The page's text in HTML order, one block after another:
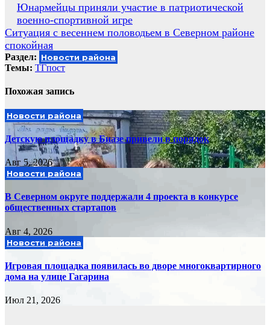
Навигация
по
записям
Юнармейцы приняли участие в патриотической
военно-спортивной игре
Ситуация с весеннем половодьем в Северном районе
спокойная
Раздел: Новости района
Темы: ТГпост
Похожая запись
Новости района
Детскую площадку в Биазе привели в порядок
Авг 5, 2026
Новости района
В Северном округе поддержали 4 проекта в конкурсе
общественных стартапов
Авг 4, 2026
Новости района
Игровая площадка появилась во дворе многоквартирного
дома на улице Гагарина
Июл 21, 2026